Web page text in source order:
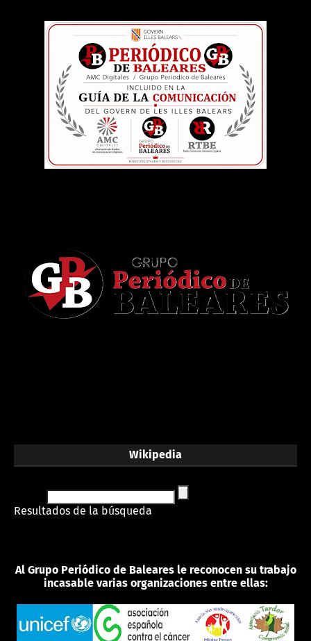
Wikipedia
Resultados de la búsqueda
Al Grupo Periódico de Baleares le reconocen su trabajo
incasable varias organizaciones entre ellas: